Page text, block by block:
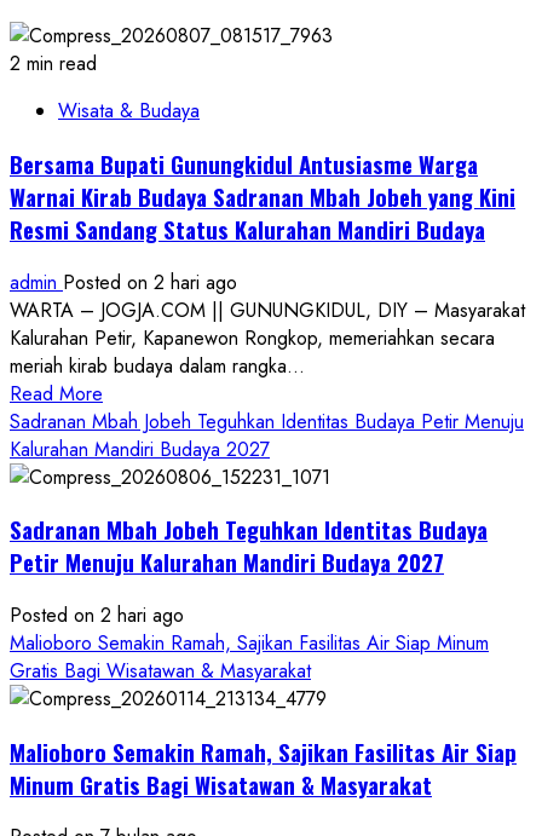
2 min read
Wisata & Budaya
Bersama Bupati Gunungkidul Antusiasme Warga
Warnai Kirab Budaya Sadranan Mbah Jobeh yang Kini
Resmi Sandang Status Kalurahan Mandiri Budaya
admin Posted on 2 hari ago
WARTA – JOGJA.COM || GUNUNGKIDUL, DIY – Masyarakat
Kalurahan Petir, Kapanewon Rongkop, memeriahkan secara
meriah kirab budaya dalam rangka...
Read More
more
about
Bersama
Gunungkidul
Antusiasme
Warnai
Kirab
Budaya
Sadranan
Jobeh
yang
Sadranan Mbah Jobeh Teguhkan Identitas Budaya Petir Menuju
Kalurahan Mandiri Budaya 2027
Sadranan Mbah Jobeh Teguhkan Identitas Budaya
Petir Menuju Kalurahan Mandiri Budaya 2027
Posted on 2 hari ago
Malioboro Semakin Ramah, Sajikan Fasilitas Air Siap Minum
Gratis Bagi Wisatawan & Masyarakat
Malioboro Semakin Ramah, Sajikan Fasilitas Air Siap
Minum Gratis Bagi Wisatawan & Masyarakat